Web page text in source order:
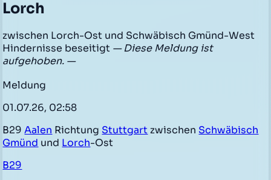
Lorch
zwischen Lorch-Ost und Schwäbisch Gmünd-West
Hindernisse beseitigt — Diese Meldung ist
aufgehoben. —
Meldung
01.07.26, 02:58
B29Aalen Richtung Stuttgart zwischen Schwäbisch
Gmünd und Lorch-Ost
B29